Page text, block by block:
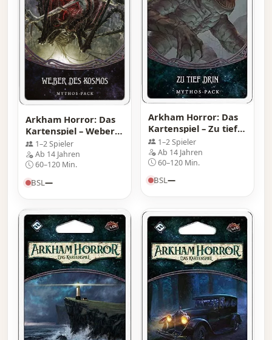
Arkham Horror: Das
Kartenspiel – Weber
des Kosmos: Mythos-
Pack
1–2 Spieler
Ab 14 Jahren
60–120 Min.
BSL—
Arkham Horror: Das
Kartenspiel – Zu tief
drin: Mythos-Pack
1–2 Spieler
Ab 14 Jahren
60–120 Min.
BSL—